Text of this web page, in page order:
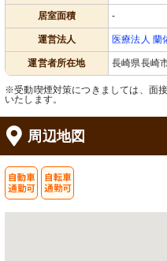
居室面積 -
運営法人 医療法人 蘭
運営者所在地 長崎県長崎
※受動喫煙対策につきましては、面
いたします。
周辺地図